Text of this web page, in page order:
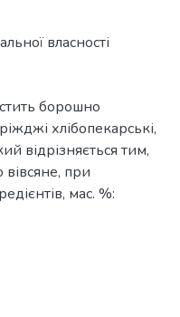
власності
борошно
хлібопекарські,
відрізняється тим,
при
мас. %: